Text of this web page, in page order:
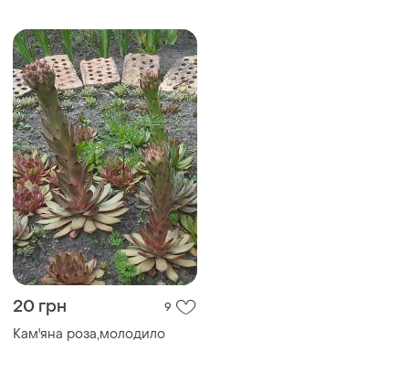
20 грн 9
Кам'яна роза,молодило